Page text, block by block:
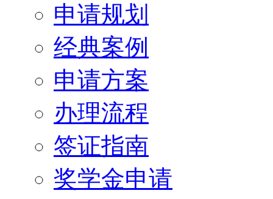
申请规划
经典案例
申请方案
办理流程
签证指南
奖学金申请